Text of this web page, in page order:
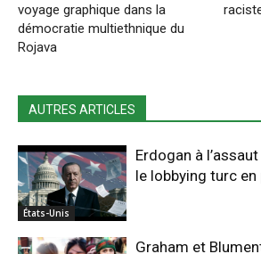
voyage graphique dans la
démocratie multiethnique du
Rojava
AUTRES ARTICLES
États-Unis
Erdogan à
le lobbying turc en
Graham et